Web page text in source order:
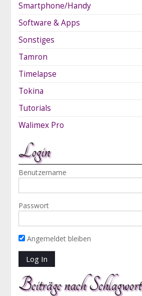
Smartphone/Handy
Software & Apps
Sonstiges
Tamron
Timelapse
Tokina
Tutorials
Walimex Pro
Login
Benutzername
Passwort
Angemeldet bleiben
Beiträge nach Schlagwort